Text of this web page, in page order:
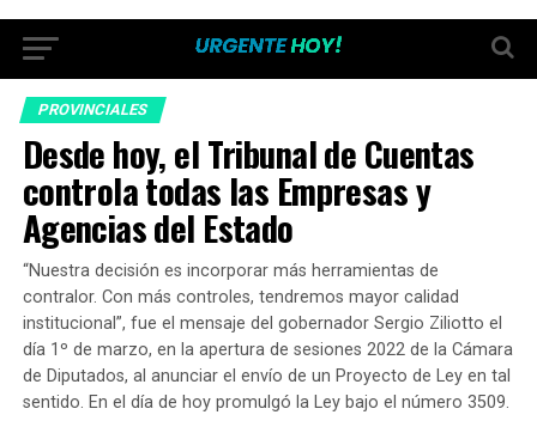
PROVINCIALES
Desde hoy, el Tribunal de Cuentas
controla todas las Empresas y
Agencias del Estado
“Nuestra decisión es incorporar más herramientas de
contralor. Con más controles, tendremos mayor calidad
institucional”, fue el mensaje del gobernador Sergio Ziliotto el
día 1º de marzo, en la apertura de sesiones 2022 de la Cámara
de Diputados, al anunciar el envío de un Proyecto de Ley en tal
sentido. En el día de hoy promulgó la Ley bajo el número 3509.